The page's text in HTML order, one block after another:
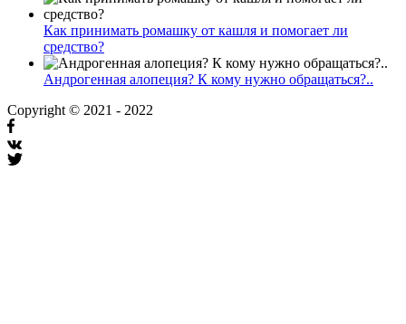
Как принимать ромашку от кашля и помогает ли
средство?
Андрогенная алопеция? К кому нужно обращаться?..
Copyright © 2021 - 2022